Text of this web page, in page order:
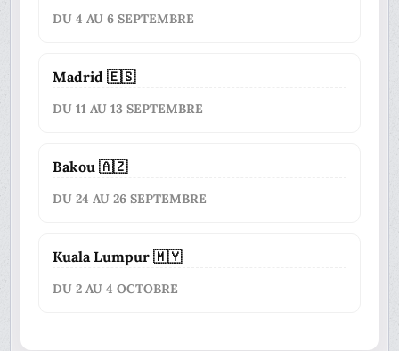
DU 4 AU 6 SEPTEMBRE
Madrid 🇪🇸
DU 11 AU 13 SEPTEMBRE
Bakou 🇦🇿
DU 24 AU 26 SEPTEMBRE
Kuala Lumpur 🇲🇾
DU 2 AU 4 OCTOBRE